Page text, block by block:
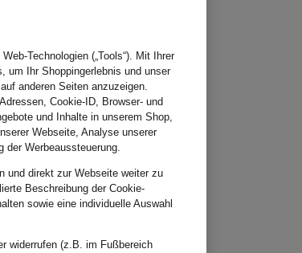
Technologien („Tools“). Mit Ihrer
um Ihr Shoppingerlebnis und unser
anderen Seiten anzuzeigen.
Cookie-ID, Browser- und
und Inhalte in unserem Shop,
Webseite, Analyse unserer
der Werbeaussteuerung.
und direkt zur Webseite weiter zu
Beschreibung der Cookie-
sowie eine individuelle Auswahl
widerrufen (z.B. im Fußbereich